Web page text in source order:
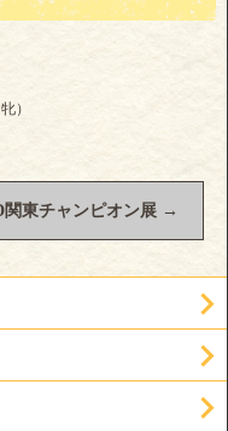
）
関東チャンピオン展 →